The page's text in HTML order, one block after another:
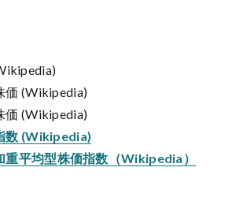
価 (Wikipedia)
価 (Wikipedia)
数 (Wikipedia)
重平均型株価指数（Wikipedia）